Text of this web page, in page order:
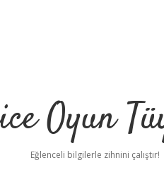
Oyun
Eğlenceli bilgilerle zihnini çalıştır!